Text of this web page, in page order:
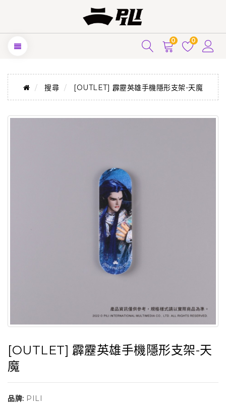
0 0
搜尋 [OUTLET] 霹靂英雄手機隱形支架-天魔
[OUTLET] 霹靂英雄手機隱形支架-天
魔
品牌: PILI